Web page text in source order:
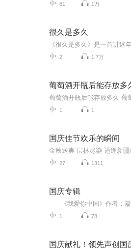
81 1万
很久是多久
2 1.7万
葡萄酒开瓶后能存放多
1 1
国庆佳节欢乐的瞬间
27 1311
国庆专辑
1 78
国庆献礼！领先声创国